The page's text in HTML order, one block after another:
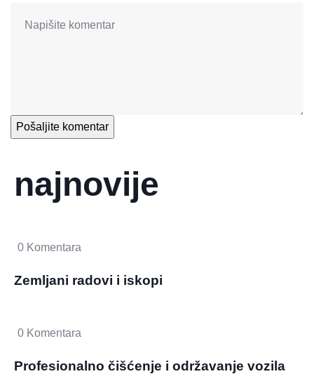
najnovije
0 Komentara
Zemljani radovi i iskopi
0 Komentara
Profesionalno čišćenje i održavanje vozila